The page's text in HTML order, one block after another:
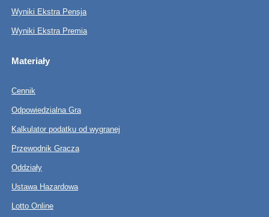
Wyniki Ekstra Pensja
Wyniki Ekstra Premia
Materiały
Cennik
Odpowiedzialna Gra
Kalkulator podatku od wygranej
Przewodnik Gracza
Oddziały
Ustawa Hazardowa
Lotto Online